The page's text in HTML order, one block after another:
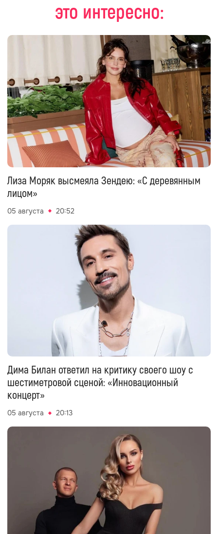
это интересно:
Лиза Моряк высмеяла Зендею: «С деревянным
лицом»
05 августа 20:52
Дима Билан ответил на критику своего шоу с
шестиметровой сценой: «Инновационный
концерт»
05 августа 20:13